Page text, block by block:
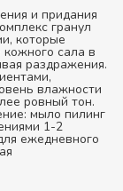
и придания
гранул
которые
сала в
раздражения.
влажности
ровный тон.
мыло пилинг
1-­2
ежедневного